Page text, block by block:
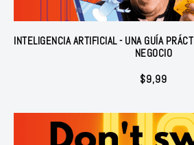
INTELIGENCIA ARTIFICIAL - UNA GUÍA
NEGOCIO
$9,99